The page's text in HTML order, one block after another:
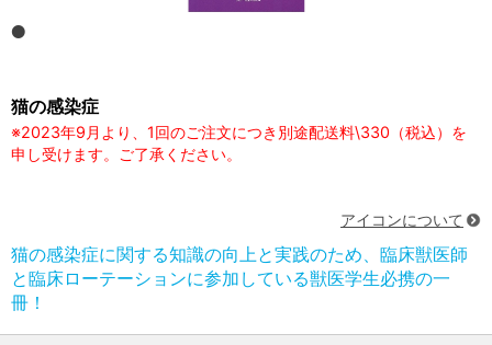
猫の感染症
※2023年9月より、1回のご注文につき別途配送料\330（税込）を
申し受けます。ご了承ください。
アイコンについて
猫の感染症に関する知識の向上と実践のため、臨床獣医師
と臨床ローテーションに参加している獣医学生必携の一
冊！